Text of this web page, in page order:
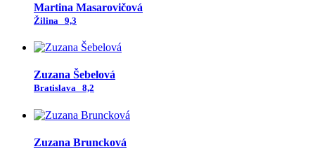
Martina Masarovičová
Žilina 9,3
Zuzana Šebelová
Bratislava 8,2
Zuzana Bruncková